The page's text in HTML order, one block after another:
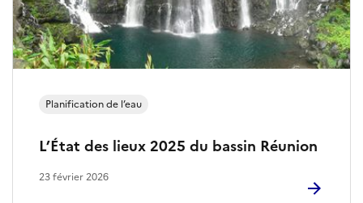
d
e
L’État des lieux 2025 du bassin Réunion
Planification de l’eau
23 février 2026